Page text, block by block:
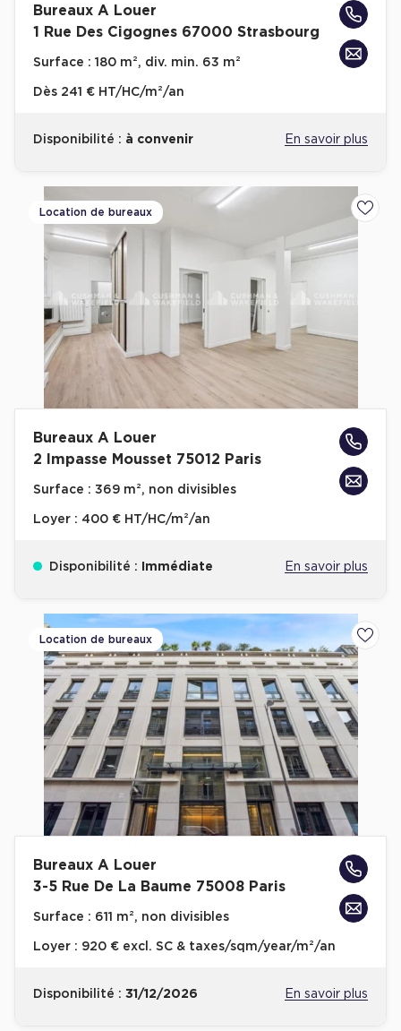
Bureaux A Louer
1 Rue Des Cigognes 67000 Strasbourg
Surface : 180 m², div. min. 63 m²
Dès 241 € HT/HC/m²/an
Disponibilité : à convenir En savoir plus
Location de bureaux
Bureaux A Louer
2 Impasse Mousset 75012 Paris
Surface : 369 m², non divisibles
Loyer : 400 € HT/HC/m²/an
Disponibilité : Immédiate En savoir plus
Location de bureaux
Bureaux A Louer
3-5 Rue De La Baume 75008 Paris
Surface : 611 m², non divisibles
Loyer : 920 € excl. SC & taxes/sqm/year/m²/an
Disponibilité : 31/12/2026 En savoir plus